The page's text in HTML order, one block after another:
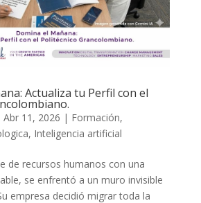
Actualiza tu Perfil con el
Abr 11, 2026 | Formación,
, Inteligencia artificial
de recursos humanos con una
se enfrentó a un muro invisible
empresa decidió migrar toda la